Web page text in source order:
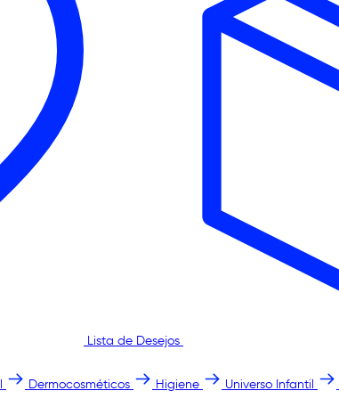
Lista de Desejos
Dermocosméticos Higiene Universo Infantil